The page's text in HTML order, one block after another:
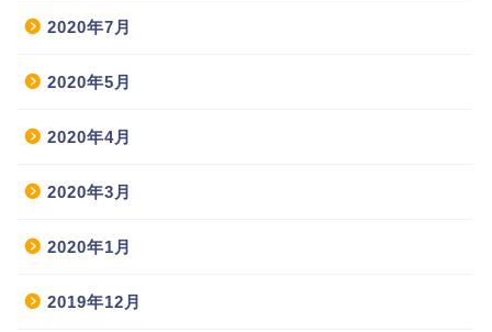
2020年7月
2020年5月
2020年4月
2020年3月
2020年1月
2019年12月